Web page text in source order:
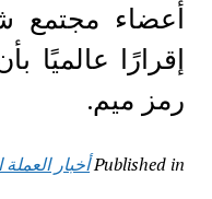
أعضاء مجتمع
إقرارًا عالميًا
رمز ميم.
Published inأخبار